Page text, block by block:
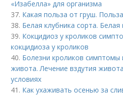
«Изабелла» для организма
37. Какая польза от груш.
38. Белая клубника сорта.
39. Кокцидиоз у кроликов
кокцидиоза у кроликов
40. Болезни кроликов симптомы
живота. Лечение вздутия
условиях
41. Как ухаживать осенью за